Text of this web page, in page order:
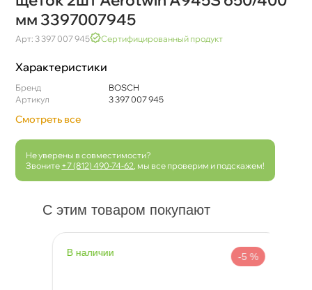
мм 3397007945
Арт: 3 397 007 945 Сертифицированный продукт
Характеристики
Бренд
BOSCH
Артикул
3 397 007 945
Смотреть все
Не уверены в совместимости?
Звоните +7 (812) 490-74-62 , мы все проверим и подскажем!
С этим товаром покупают
наличии -5 %